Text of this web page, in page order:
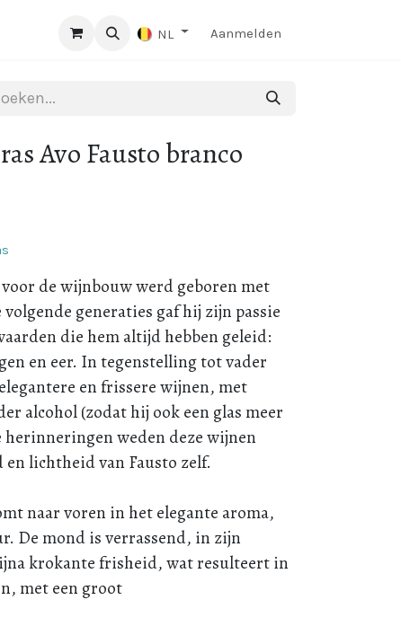
NL Aanmelden
Avo Fausto branco
de wijnbouw werd geboren met
generaties gaf hij zijn passie
die hem altijd hebben geleid:
en eer. In tegenstelling tot vader
en frissere wijnen, met
alcohol (zodat hij ook een glas meer
weden deze wijnen
en lichtheid van Fausto zelf.
naar voren in het elegante aroma,
De mond is verrassend, in zijn
krokante frisheid, wat resulteert in
met een groot